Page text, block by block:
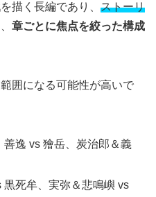
描く長編であり、 ストーリ
章ごとに焦点を絞った構成
囲になる可能性が高いで
善逸 vs 獪岳、炭治郎＆義
黒死牟、実弥＆悲鳴嶼 vs